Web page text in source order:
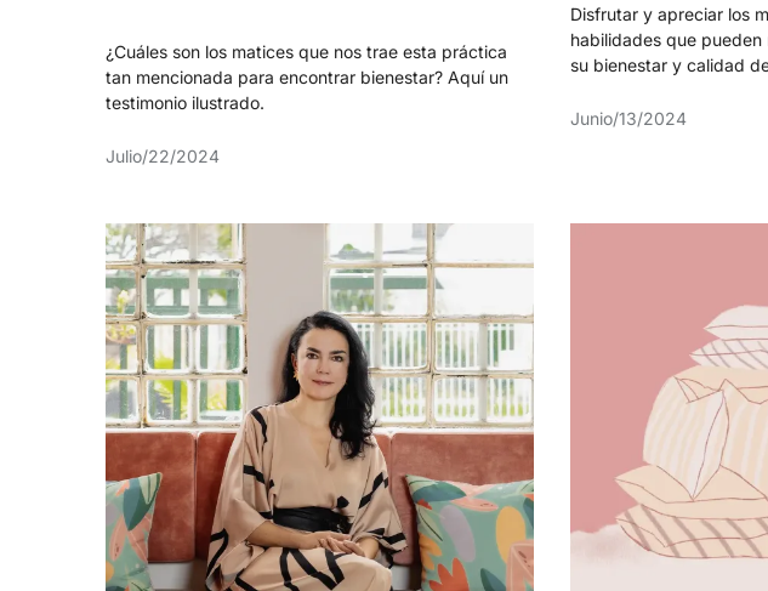
¿Cuáles son los matices que nos trae esta práctica
tan mencionada para encontrar bienestar? Aquí un
testimonio ilustrado.
Julio/22/2024
Disfrutar y apreciar los
habilidades que
su bienestar y calidad
Junio/13/2024